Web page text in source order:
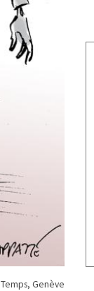
Genève